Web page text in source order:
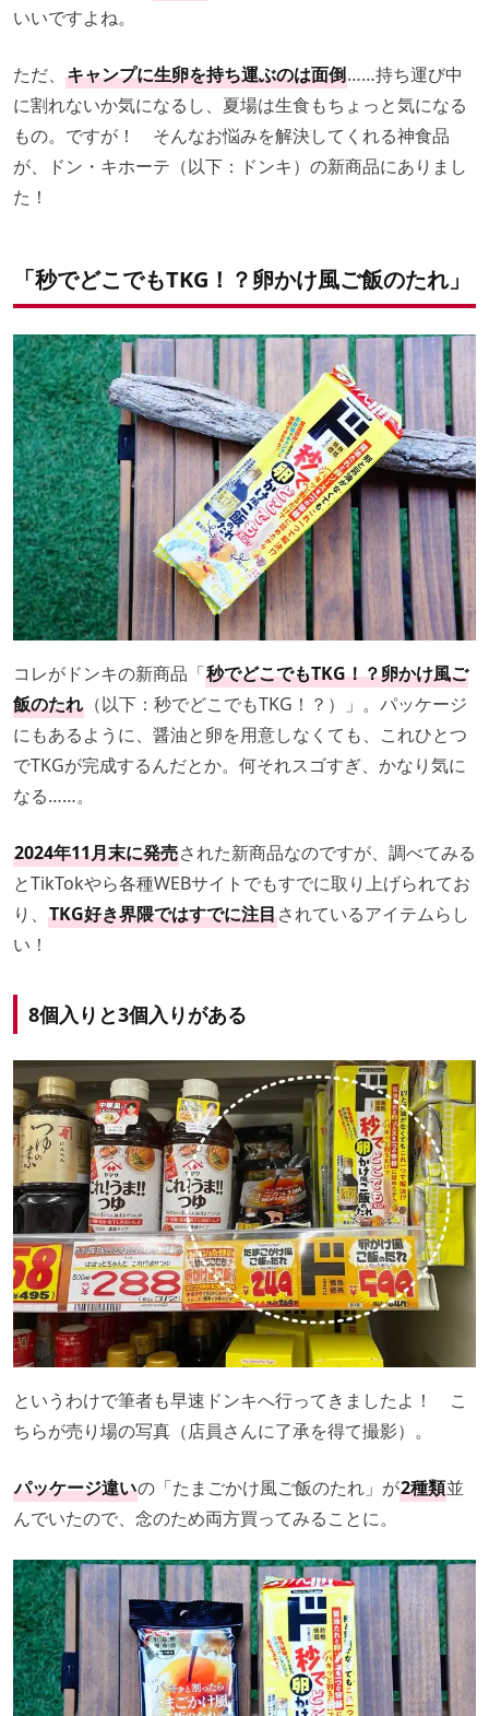
いいですよね。
ただ、 キャンプに生卵を持ち運ぶのは面倒……持ち運び中
に割れないか気になるし、夏場は生食もちょっと気になる
もの。ですが！ そんなお悩みを解決してくれる神食品
が、ドン・キホーテ（以下：ドンキ）の新商品にありまし
た！
「秒でどこでもTKG！？卵かけ風ご飯のたれ」
コレがドンキの新商品「秒でどこでもTKG！？卵かけ風ご
飯のたれ （以下：秒でどこでもTKG！？）」。パッケージ
にもあるように、醤油と卵を用意しなくても、これひとつ
でTKGが完成するんだとか。何それスゴすぎ、かなり気に
なる……。
2024年11月末に発売された新商品なのですが、調べてみる
とTikTokやら各種WEBサイトでもすでに取り上げられてお
り、 TKG好き界隈ではすでに注目されているアイテムらし
い！
8個入りと3個入りがある
というわけで筆者も早速ドンキへ行ってきましたよ！ こ
ちらが売り場の写真（店員さんに了承を得て撮影）。
パッケージ違いの「たまごかけ風ご飯のたれ」が2種類並
んでいたので、念のため両方買ってみることに。